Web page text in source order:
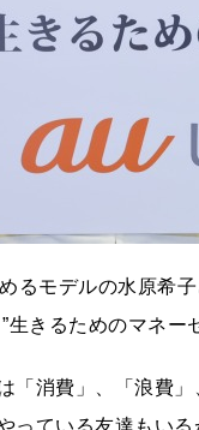
るモデルの水原希
生きるためのマネ
「消費」、「浪費
っている友達もい